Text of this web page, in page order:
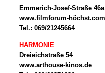
Emmerich-Josef-Straße 46a
www.filmforum-höchst.com
Tel.: 069/21245664
HARMONIE
Dreieichstraße 54
www.arthouse-kinos.de